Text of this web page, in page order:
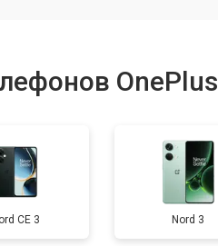
OnePlus
CE 3 Nord 3